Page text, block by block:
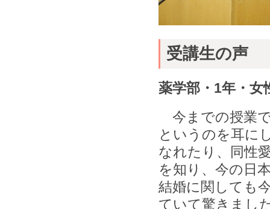
受講生の声
薬学部・1年・女
今までの授業
というのを耳に
なれたり、同性
を知り、今の日
結婚に関しても
ていて驚きまし